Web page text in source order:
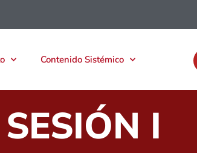
Contenido Sistémico
I